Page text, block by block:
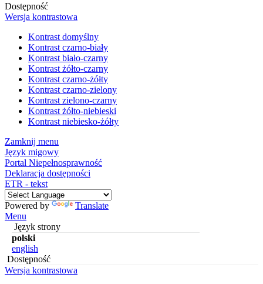
Dostępność
Wersja kontrastowa
Kontrast domyślny
Kontrast czarno-biały
Kontrast biało-czarny
Kontrast żółto-czarny
Kontrast czarno-żółty
Kontrast czarno-zielony
Kontrast zielono-czarny
Kontrast żółto-niebieski
Kontrast niebiesko-żółty
Zamknij menu
Język migowy
Portal Niepełnosprawność
Deklaracja dostępności
ETR - tekst
Powered by
Translate
Menu
Język strony
polski
english
Dostępność
Wersja kontrastowa